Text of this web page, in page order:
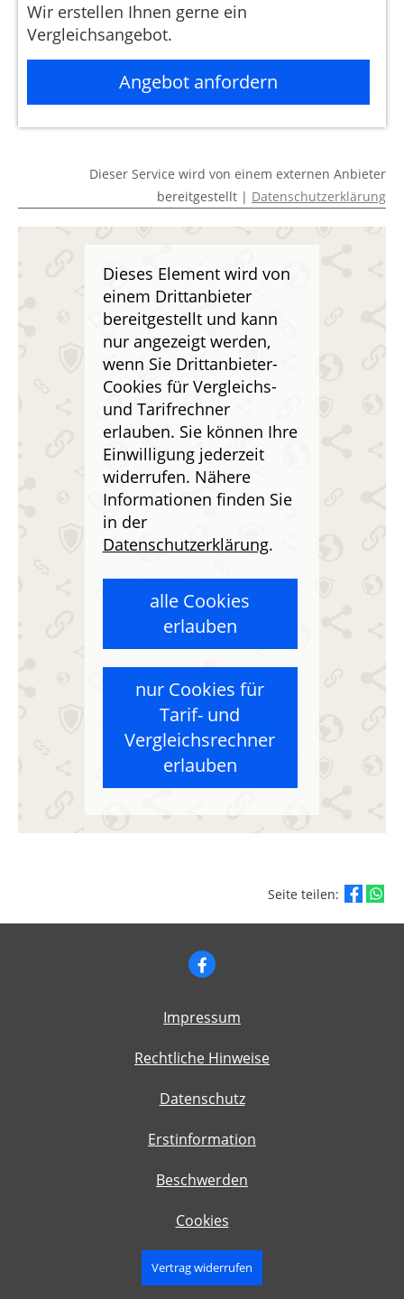
Wir erstellen Ihnen gerne ein
Vergleichsangebot.
Angebot anfordern
Dieser Service wird von einem externen Anbieter
bereitgestellt | Datenschutzerklärung
Dieses Element wird von
einem Drittanbieter
bereitgestellt und kann
nur angezeigt werden,
wenn Sie Drittanbieter-
Cookies für Vergleichs-
und Tarifrechner
erlauben. Sie können Ihre
Einwilligung jederzeit
widerrufen. Nähere
Informationen finden Sie
in der
Datenschutzerklärung.
alle Cookies
erlauben
nur Cookies für
Tarif- und
Vergleichsrechner
erlauben
Seite teilen:
Impressum
Rechtliche Hinweise
Datenschutz
Erstinformation
Beschwerden
Cookies
Vertrag widerrufen